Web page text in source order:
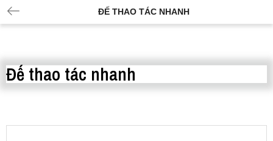
ĐẾ THAO TÁC NHANH
Đế thao tác nhanh